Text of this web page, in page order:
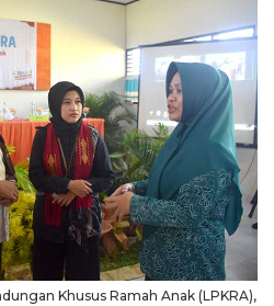
Khusus Ramah Anak (LPKRA),